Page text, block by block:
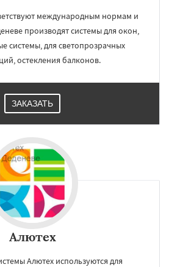
международным нормам и
производят системы для окон,
системы, для светопрозрачных
остекления балконов.
ЗАКАЗАТЬ
Алютех
Алютех используются для